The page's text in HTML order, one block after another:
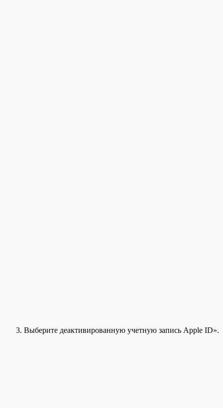
Выберите деактивированную учетную запись Apple ID».